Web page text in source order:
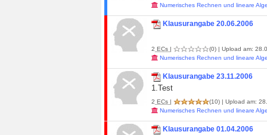
Numerisches Rechnen und lineare
Klausurangabe 20.06.2006
2 ECs | (0) | Upload am:
Numerisches Rechnen und lineare
Klausurangabe 23.11.2006
1.Test
2 ECs | (10) | Upload am:
Numerisches Rechnen und lineare
Klausurangabe 01.04.2006